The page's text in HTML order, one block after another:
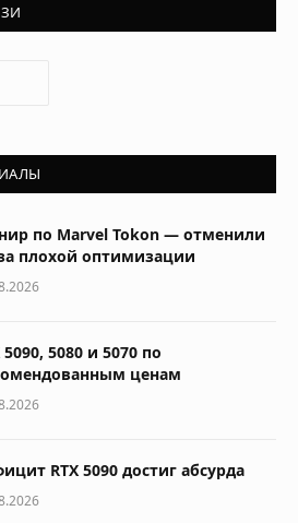
по Marvel Tokon — отменили
плохой оптимизации
5090, 5080 и 5070 по
ценам
RTX 5090 достиг абсурда